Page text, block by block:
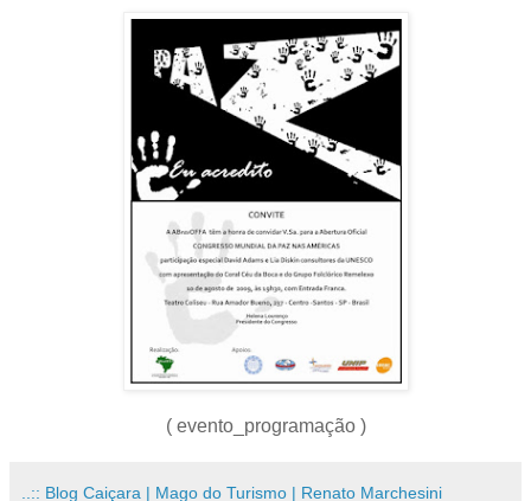
( evento_programação )
..:: Blog Caiçara | Mago do Turismo | Renato Marchesini